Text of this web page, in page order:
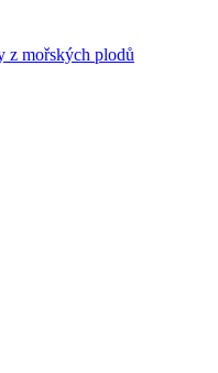
z mořských plodů